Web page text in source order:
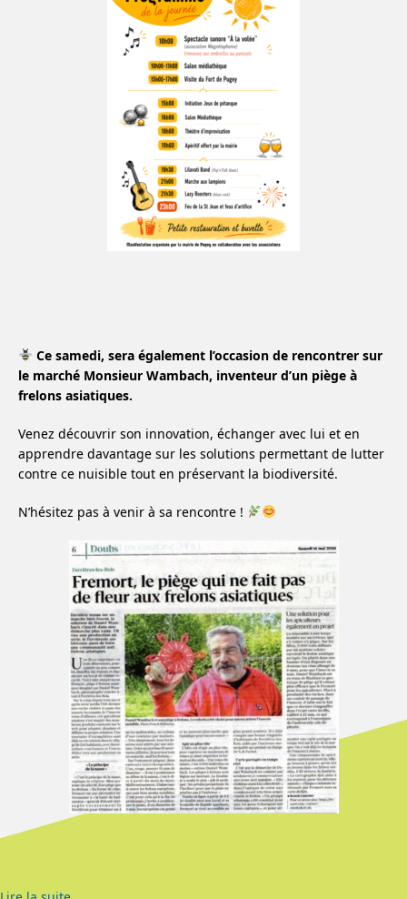
Ce samedi, sera également l’occasion de rencontrer sur
le marché Monsieur Wambach, inventeur d’un piège à
frelons asiatiques.
Venez découvrir son innovation, échanger avec lui et en
apprendre davantage sur les solutions permettant de lutter
contre ce nuisible tout en préservant la biodiversité.
N’hésitez pas à venir à sa rencontre !